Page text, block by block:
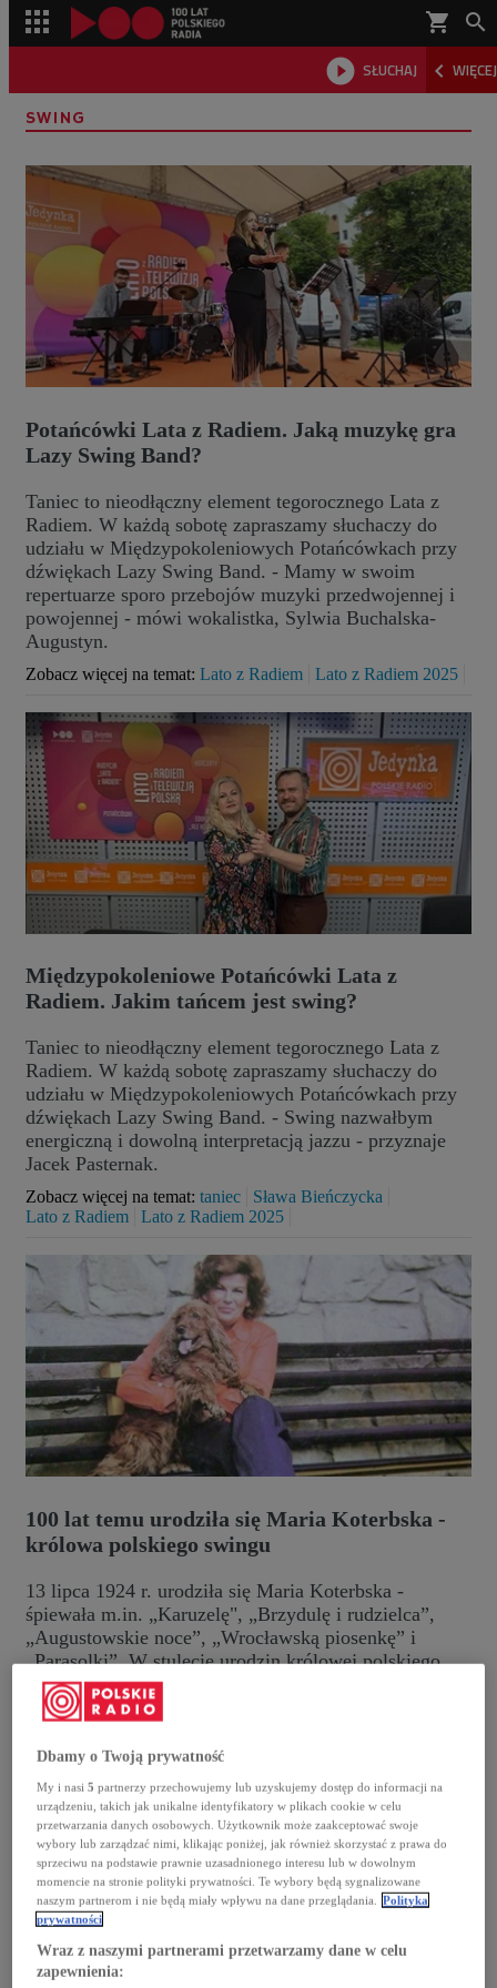
shopping_cart 
 SŁUCHAJ  WIĘCEJ

SWING
Potańcówki Lata z Radiem. Jaką muzykę gra
Lazy Swing Band?
Taniec to nieodłączny element tegorocznego Lata z
Radiem. W każdą sobotę zapraszamy słuchaczy do
udziału w Międzypokoleniowych Potańcówkach przy
dźwiękach Lazy Swing Band. - Mamy w swoim
repertuarze sporo przebojów muzyki przedwojennej i
powojennej - mówi wokalistka, Sylwia Buchalska-
Augustyn.
Zobacz więcej na temat: Lato z Radiem Lato z Radiem 2025
Międzypokoleniowe Potańcówki Lata z
Radiem. Jakim tańcem jest swing?
Taniec to nieodłączny element tegorocznego Lata z
Radiem. W każdą sobotę zapraszamy słuchaczy do
udziału w Międzypokoleniowych Potańcówkach przy
dźwiękach Lazy Swing Band. - Swing nazwałbym
energiczną i dowolną interpretacją jazzu - przyznaje
Jacek Pasternak.
Zobacz więcej na temat: taniec
Sława Bieńczycka
Lato z Radiem
Lato z Radiem 2025
100 lat temu urodziła się Maria Koterbska -
królowa polskiego swingu
13 lipca 1924 r. urodziła się Maria Koterbska -
śpiewała m.in. „Karuzelę", „Brzydulę i rudzielca”,
„Augustowskie noce”, „Wrocławską piosenkę” i
„Parasolki”. W stulecie urodzin królowej polskiego
swingu w Bielsku-Białej został odsłonięty pomnik
artystki.
Dbamy o Twoją prywatność
My i nasi5 partnerzy przechowujemy lub uzyskujemy dostęp do informacji na
urządzeniu, takich jak unikalne identyfikatory w plikach cookie w celu
przetwarzania danych osobowych. Użytkownik może zaakceptować swoje
wybory lub zarządzać nimi, klikając poniżej, jak również skorzystać z prawa do
sprzeciwu na podstawie prawnie uzasadnionego interesu lub w dowolnym
momencie na stronie polityki prywatności. Te wybory będą sygnalizowane
naszym partnerom i nie będą miały wpływu na dane przeglądania.
Polityka
prywatności
Wraz z naszymi partnerami przetwarzamy dane w celu
zapewnienia: